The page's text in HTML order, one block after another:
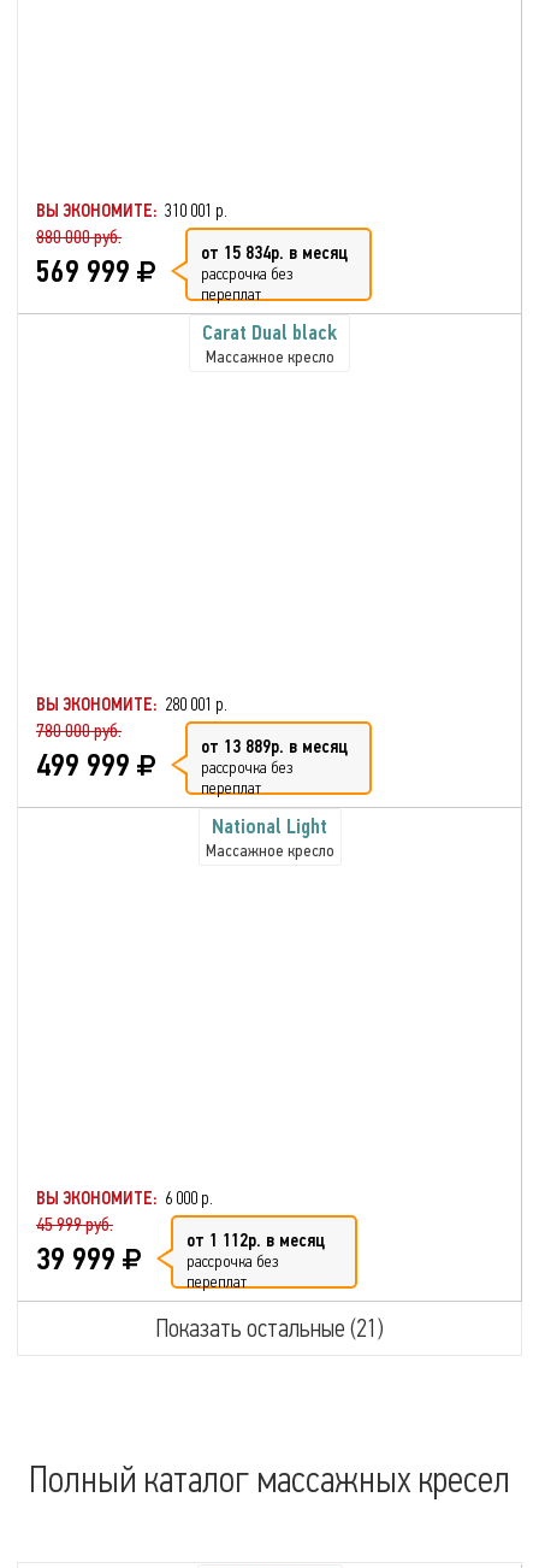
ВЫ ЭКОНОМИТЕ: 310 001 р.
880 000 руб.
569 999 от 15 834р. в месяц
рассрочка без
переплат
Carat Dual black
Массажное кресло
ВЫ ЭКОНОМИТЕ: 280 001 р.
780 000 руб.
499 999 от 13 889р. в месяц
рассрочка без
переплат
National Light
Массажное кресло
ВЫ ЭКОНОМИТЕ: 6 000 р.
45 999 руб.
39 999 от 1 112р. в месяц
рассрочка без
переплат
Показать остальные (21)
Полный каталог массажных кресел